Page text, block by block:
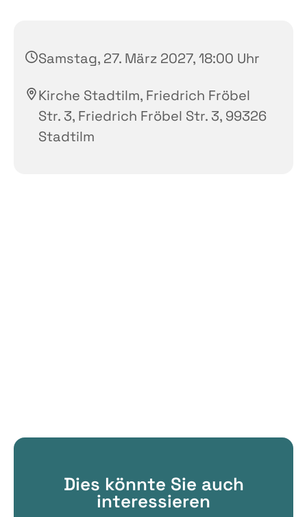
Samstag, 27. März 2027, 18:00 Uhr
Kirche Stadtilm, Friedrich Fröbel
Str. 3, Friedrich Fröbel Str. 3, 99326
Stadtilm
Dies könnte Sie auch
interessieren